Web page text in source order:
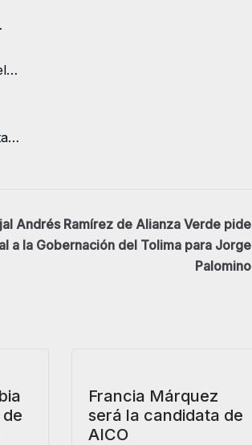
Andrés Ramírez de Alianza Verde pide
a la Gobernación del Tolima para Jorge
Palomino
Francia Márquez
será la candidata de
AICO